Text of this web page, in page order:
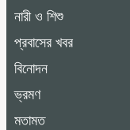
নারী ও শিশু
প্রবাসের খবর
বিনোদন
ভ্রমণ
মতামত